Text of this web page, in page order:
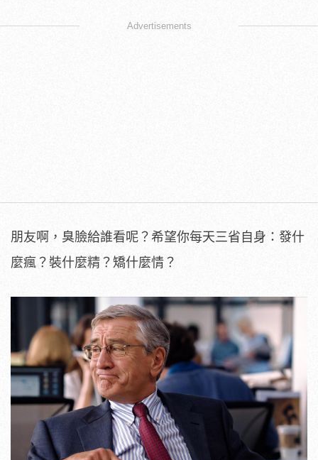
Advertisements
朋友啊，臭臉給誰看呢？希望你每天三省自身：發什
麼瘋？裝什麼精？矯什麼情？